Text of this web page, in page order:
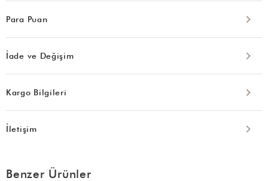
Para Puan
İade ve Değişim
Kargo Bilgileri
İletişim
Benzer Ürünler